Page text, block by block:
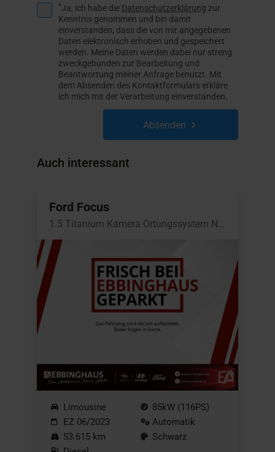
*Ja, ich habe die Datenschutzerklärung zur
Kenntnis genommen und bin damit
einverstanden, dass die von mir angegebenen
Daten elektronisch erhoben und gespeichert
werden. Meine Daten werden dabei nur streng
zweckgebunden zur Bearbeitung und
Beantwortung meiner Anfrage benutzt. Mit
dem Absenden des Kontaktformulars erkläre
ich mich mit der Verarbeitung einverstanden.
Absenden
Auch interessant
Ford Focus
Limousine
EZ 06/2023
53.615 km
85kW (116PS)
Automatik
Schwarz